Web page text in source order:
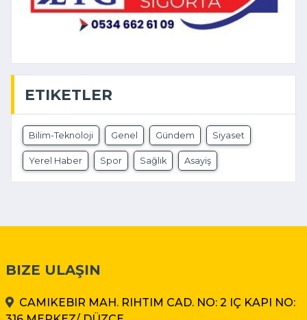
ETIKETLER
Bilim-Teknoloji Genel Gündem Siyaset
Yerel Haber Spor Sağlık Asayiş
BIZE ULAŞIN
CAMIKEBIR MAH. RIHTIM CAD. NO: 2 IÇ KAPI NO: